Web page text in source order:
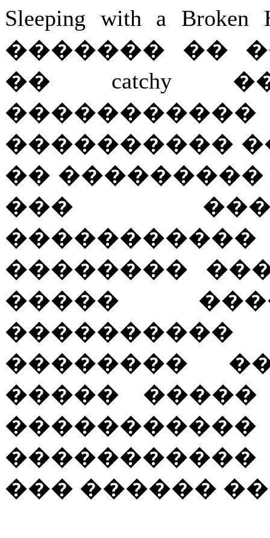
Sleeping with a
������� ��
�� catchy
����������
��
���
��������
�����
��������
����� �����
��� ������